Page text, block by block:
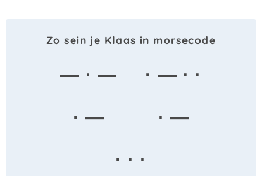
Zo sein je Klaas in morsecode
— · —
· — · ·
· —
· —
· · ·